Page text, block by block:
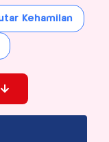
Kehamilan